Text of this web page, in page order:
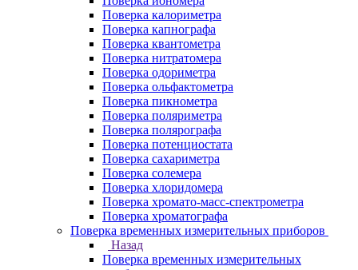
Поверка калориметра
Поверка капнографа
Поверка квантометра
Поверка нитратомера
Поверка одориметра
Поверка ольфактометра
Поверка пикнометра
Поверка поляриметра
Поверка полярографа
Поверка потенциостата
Поверка сахариметра
Поверка солемера
Поверка хлоридомера
Поверка хромато-масс-спектрометра
Поверка хроматографа
Поверка временных измерительных приборов
Назад
Поверка временных измерительных